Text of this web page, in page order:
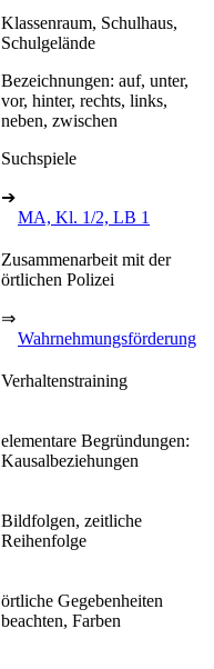
Klassenraum, Schulhaus,
Schulgelände
Bezeichnungen: auf, unter,
vor, hinter, rechts, links,
neben, zwischen
Suchspiele
➔
MA, Kl. 1/2, LB 1
Zusammenarbeit mit der
örtlichen Polizei
⇒
Wahrnehmungsförderung
Verhaltenstraining
elementare Begründungen:
Kausalbeziehungen
Bildfolgen, zeitliche
Reihenfolge
örtliche Gegebenheiten
beachten, Farben